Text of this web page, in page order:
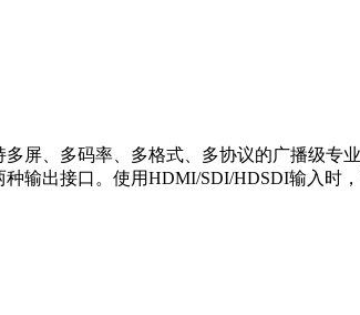
屏、多码率、多格式、多协议的广播级专
输出接口。使用HDMI/SDI/HDSDI输入时